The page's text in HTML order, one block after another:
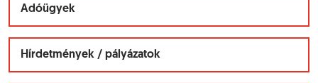
Adóügyek
Hírdetmények / pályázatok